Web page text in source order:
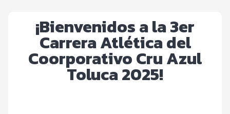
¡Bienvenidos a la 3er
Carrera Atlética del
Coorporativo Cru Azul
Toluca 2025!